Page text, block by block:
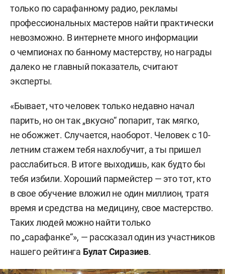
только по сарафанному радио, рекламы
профессиональных мастеров найти практически
невозможно. В интернете много информации
о чемпионах по банному мастерству, но награды
далеко не главный показатель, считают
эксперты.
«Бывает, что человек только недавно начал
парить, но он так „вкусно“ попарит, так мягко,
не обожжет. Случается, наоборот. Человек с 10-
летним стажем тебя нахлобучит, а ты пришел
расслабиться. В итоге выходишь, как будто бы
тебя избили. Хороший пармейстер — это тот, кто
в свое обучение вложил не один миллион, тратя
время и средства на медицину, свое мастерство.
Таких людей можно найти только
по „сарафанке“», — рассказал один из участников
нашего рейтинга Булат Сиразиев.